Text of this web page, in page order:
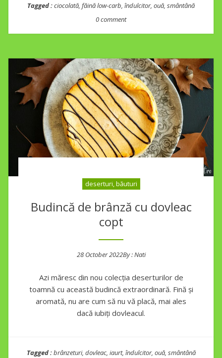
Tagged :ciocolată, făină low-carb, îndulcitor, ouă, smântână
0 comment
deserturi, băuturi
Budincă de brânză cu dovleac
copt
28 October 2022By :Nati
Azi măresc din nou colecția deserturilor de
toamnă cu această budincă extraordinară. Fină și
aromată, nu are cum să nu vă placă, mai ales
dacă iubiți dovleacul.
Tagged :brânzeturi, dovleac, iaurt, îndulcitor, ouă, smântână